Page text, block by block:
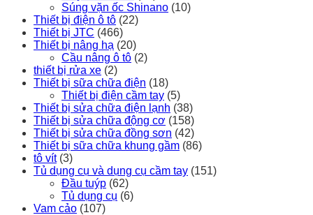
Súng vặn ốc Shinano (10)
Thiết bị điện ô tô (22)
Thiết bị JTC (466)
Thiết bị nâng hạ (20)
Cầu nâng ô tô (2)
thiết bị rửa xe (2)
Thiết bị sữa chữa điện (18)
Thiết bị điện cầm tay (5)
Thiết bị sửa chữa điện lạnh (38)
Thiết bị sửa chữa động cơ (158)
Thiết bị sửa chữa đồng sơn (42)
Thiết bị sữa chữa khung gầm (86)
tô vít (3)
Tủ dụng cụ và dụng cụ cầm tay (151)
Đầu tuýp (62)
Tủ dụng cụ (6)
Vam cảo (107)